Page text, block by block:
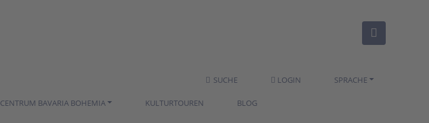
SUCHE LOGIN SPRACHE
CENTRUM BAVARIA BOHEMIA KULTURTOUREN BLOG